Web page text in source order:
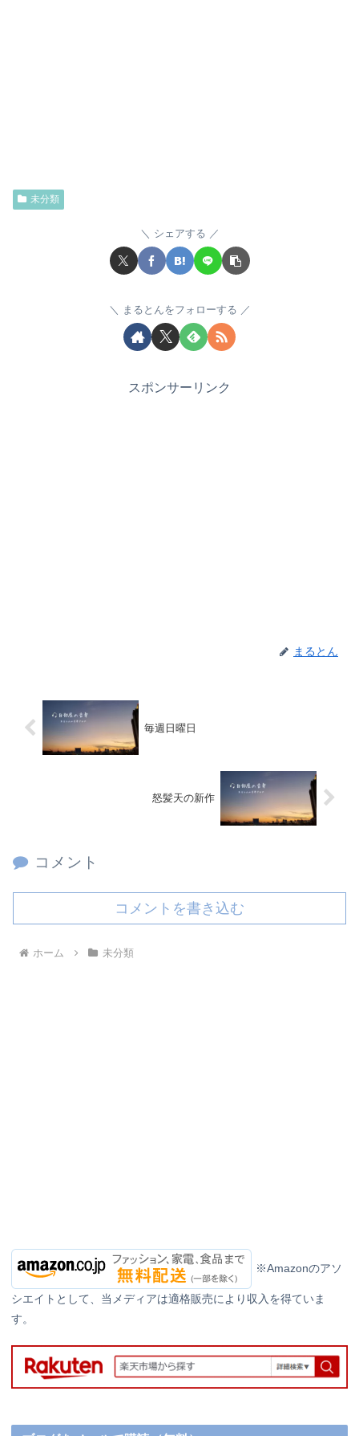
未分類
シェアする
まるとんをフォローする
スポンサーリンク
まるとん
毎週日曜日
怒髪天の新作
コメント
コメントを書き込む
ホーム 未分類
※Amazonのアソ
シエイトとして、当メディアは適格販売により収入を得ていま
す。